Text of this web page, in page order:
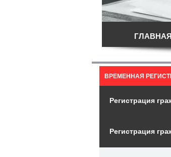
ГЛАВНАЯ
ВРЕМЕННАЯ
Регистрация
Регистрация